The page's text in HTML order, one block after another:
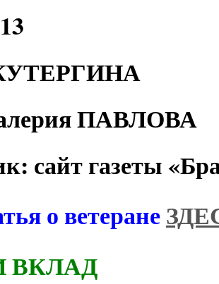
ПАВЛОВА
сайт газеты
о ветеране
ВКЛАД